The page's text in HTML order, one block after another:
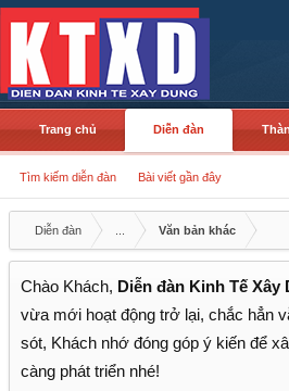
Trang chủ Diễn đàn
Tìm kiếm diễn đàn Bài viết gần đây
Diễn đàn Văn bản khác
Chào Khách, Diễn đàn Kinh Tế Xây
vừa mới hoạt động trở lại, chắc hẳn
sót, Khách nhớ đóng góp ý kiến để
càng phát triển nhé!